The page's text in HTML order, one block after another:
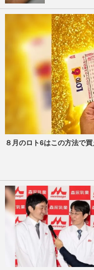
８月のロト6はこの方法で